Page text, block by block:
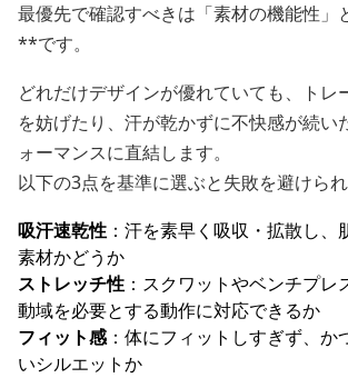
最優先で確認すべきは「素材の機能性」
**です。
どれだけデザインが優れていても、トレ
を妨げたり、汗が乾かずに不快感が続い
ォーマンスに直結します。
以下の3点を基準に選ぶと失敗を避けられ
吸汗速乾性 ：汗を素早く吸収・拡散し、
素材かどうか
ストレッチ性 ：スクワットやベンチプ
動域を必要とする動作に対応できるか
フィット感：体にフィットしすぎず、か
いシルエットか